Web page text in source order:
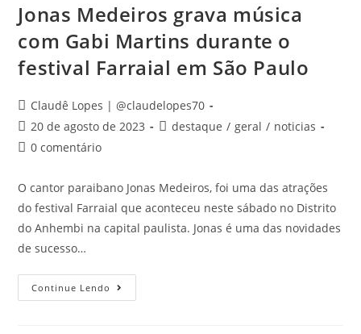
Jonas Medeiros grava música
com Gabi Martins durante o
festival Farraial em São Paulo
Claudê Lopes | @claudelopes70
20 de agosto de 2023
destaque / geral / noticias
0 comentário
O cantor paraibano Jonas Medeiros, foi uma das atrações
do festival Farraial que aconteceu neste sábado no Distrito
do Anhembi na capital paulista. Jonas é uma das novidades
de sucesso…
Continue Lendo